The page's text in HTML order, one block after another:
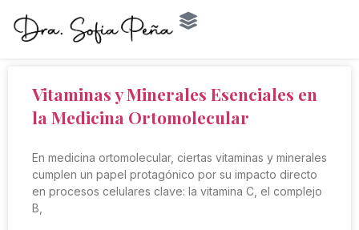
Vitaminas y Minerales Esenciales en
la Medicina Ortomolecular
En medicina ortomolecular, ciertas vitaminas y minerales
cumplen un papel protagónico por su impacto directo
en procesos celulares clave: la vitamina C, el complejo
B,